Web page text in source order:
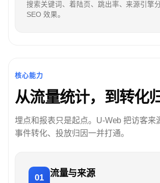
搜索关键词、着陆页、跳出率、来源引擎
SEO 效果。
核心能力
从流量统计，到转化
埋点和报表只是起点。U-Web 把访客来
事件转化、投放归因一并打通。
01 流量与来源